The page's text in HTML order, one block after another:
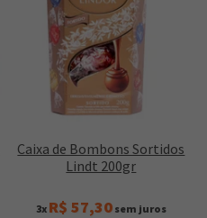
Caixa de Bombons Sortidos
Lindt 200gr
3x R$ 57,30sem juros